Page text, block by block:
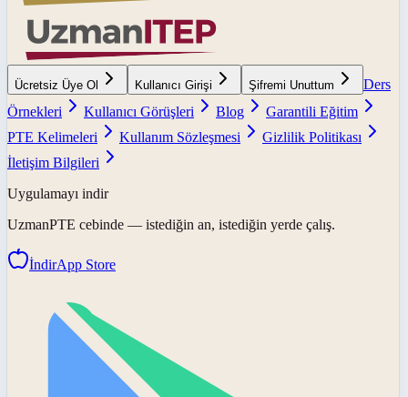
Ücretsiz Üye Ol Kullanıcı Girişi Şifremi Unuttum
Ders
Örnekleri
Kullanıcı Görüşleri Blog
Garantili Eğitim
PTE Kelimeleri
Kullanım Sözleşmesi
Gizlilik Politikası
İletişim Bilgileri
Uygulamayı indir
UzmanPTE cebinde — istediğin an, istediğin yerde çalış.
İndirApp Store